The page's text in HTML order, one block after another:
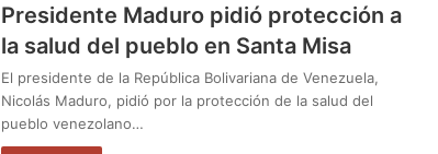
Presidente Maduro pidió protección a
la salud del pueblo en Santa Misa
El presidente de la República Bolivariana de Venezuela,
Nicolás Maduro, pidió por la protección de la salud del
pueblo venezolano…